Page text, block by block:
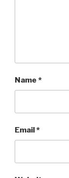
Name *
Email*